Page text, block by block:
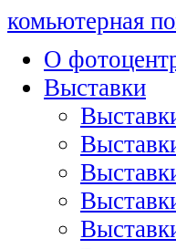
комьютерная
О
Выставки